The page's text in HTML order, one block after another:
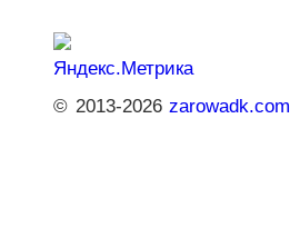
© 2013-2026zarowadk.com